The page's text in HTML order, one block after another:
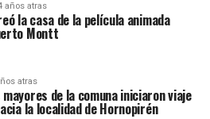
años atras
la casa de la película animada
Montt
atras
de la comuna iniciaron viaje
la localidad de Hornopirén